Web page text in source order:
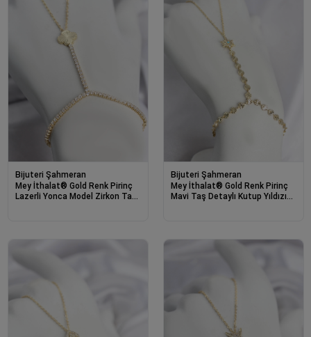
Bijuteri Şahmeran
Mey İthalat® Gold Renk Pirinç
Lazerli Yonca Model Zirkon Taşlı
Bijuteri Şahmeran
Mey İthalat® Gold Renk Pirinç
Mavi Taş Detaylı Kutup Yıldızı